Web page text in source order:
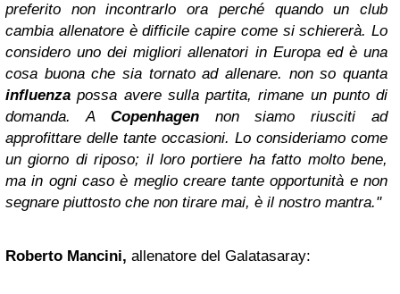
preferito non incontrarlo ora perché quando un club
cambia allenatore è difficile capire come si schiererà. Lo
considero uno dei migliori allenatori in Europa ed è una
cosa buona che sia tornato ad allenare. non so quanta
influenza possa avere sulla partita, rimane un punto di
domanda. A Copenhagennon siamo riusciti ad
approfittare delle tante occasioni. Lo consideriamo come
un giorno di riposo; il loro portiere ha fatto molto bene,
ma in ogni caso è meglio creare tante opportunità e non
segnare piuttosto che non tirare mai, è il nostro mantra."
Roberto Mancini, allenatore del Galatasaray: